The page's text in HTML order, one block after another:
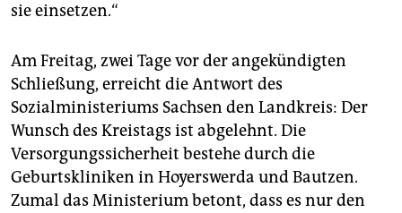
sie einsetzen.“
Am Freitag, zwei Tage vor der angekündigten
Schließung, erreicht die Antwort des
Sozialministeriums Sachsen den Landkreis: Der
Wunsch des Kreistags ist abgelehnt. Die
Versorgungssicherheit bestehe durch die
Geburtskliniken in Hoyerswerda und Bautzen.
Zumal das Ministerium betont, dass es nur den